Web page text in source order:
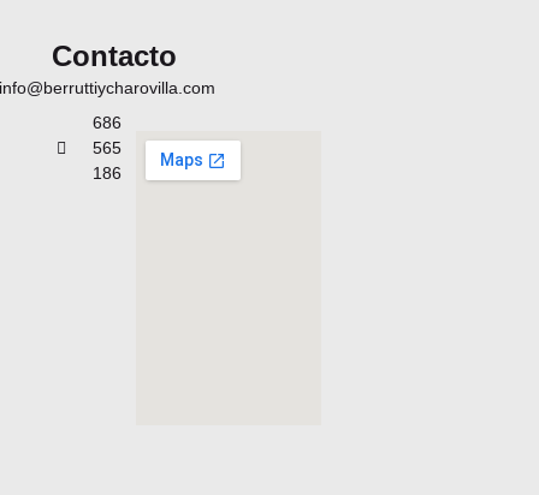
Contacto
info@berruttiycharovilla.com
686
565
186